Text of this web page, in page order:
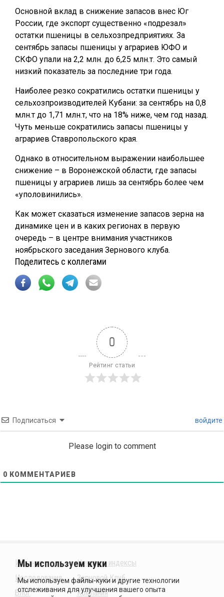
Основной вклад в снижение запасов внес Юг
России, где экспорт существенно «подрезал»
остатки пшеницы в сельхозпредприятиях. За
сентябрь запасы пшеницы у аграриев ЮФО и
СКФО упали на 2,2 млн. до 6,25 млн.т. Это самый
низкий показатель за последние три года.
Наиболее резко сократились остатки пшеницы у
сельхозпроизводителей Кубани: за сентябрь на 0,8
млн.т до 1,71 млн.т, что на 18% ниже, чем год назад.
Чуть меньше сократились запасы пшеницы у
аграриев Ставропольского края.
Однако в относительном выражении наибольшее
снижение – в Воронежской области, где запасы
пшеницы у аграриев лишь за сентябрь более чем
«уполовинились».
Как может сказаться изменение запасов зерна на
динамике цен и в каких регионах в первую
очередь – в центре внимания участников
ноябрьского заседания Зернового клуба.
Поделитесь с коллегами
0
Рейтинг статьи
Подписаться войдите
Please login to comment
0 КОММЕНТАРИЕВ
Издания
Исследования
Блог
Ценовые индексы
Зерновой Клуб
Компания